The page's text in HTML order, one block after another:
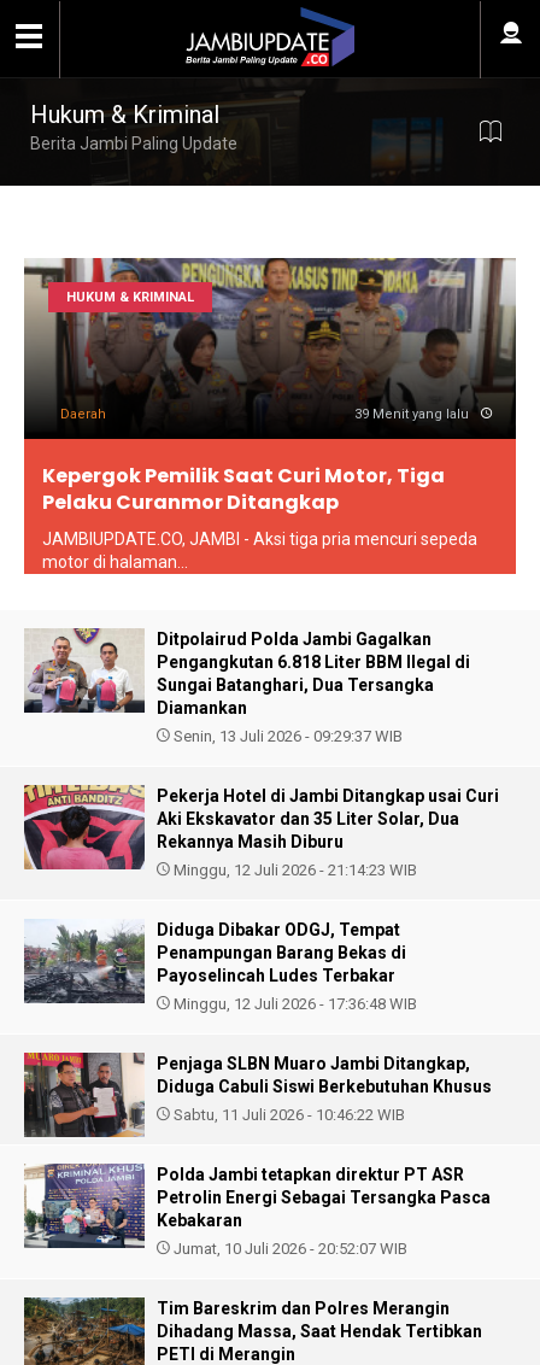
Hukum & Kriminal
Berita Jambi Paling Update
HUKUM & KRIMINAL
Daerah 39 Menit yang lalu
Kepergok Pemilik Saat Curi Motor, Tiga
Pelaku Curanmor Ditangkap
JAMBIUPDATE.CO, JAMBI - Aksi tiga pria mencuri sepeda
motor di halaman...
Ditpolairud Polda Jambi Gagalkan
Pengangkutan 6.818 Liter BBM Ilegal di
Sungai Batanghari, Dua Tersangka
Diamankan
Senin, 13 Juli 2026 - 09:29:37 WIB
Pekerja Hotel di Jambi Ditangkap usai Curi
Aki Ekskavator dan 35 Liter Solar, Dua
Rekannya Masih Diburu
Minggu, 12 Juli 2026 - 21:14:23 WIB
Diduga Dibakar ODGJ, Tempat
Penampungan Barang Bekas di
Payoselincah Ludes Terbakar
Minggu, 12 Juli 2026 - 17:36:48 WIB
Penjaga SLBN Muaro Jambi Ditangkap,
Diduga Cabuli Siswi Berkebutuhan Khusus
Sabtu, 11 Juli 2026 - 10:46:22 WIB
Polda Jambi tetapkan direktur PT ASR
Petrolin Energi Sebagai Tersangka Pasca
Kebakaran
Jumat, 10 Juli 2026 - 20:52:07 WIB
Tim Bareskrim dan Polres Merangin
Dihadang Massa, Saat Hendak Tertibkan
PETI di Merangin